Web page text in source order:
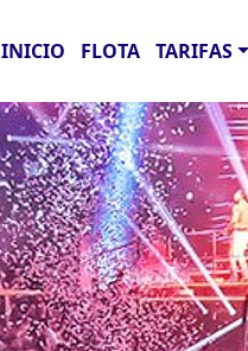
INICIO FLOTA TARIFAS